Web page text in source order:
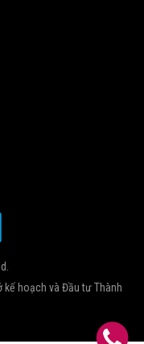
kế hoạch và Đầu tư Thành